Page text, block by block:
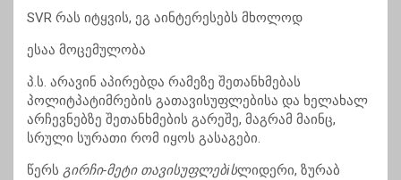
SVR რას იტყვის, ეგ აინტერესებს მხოლოდ
ესაა მოცემულობა
პ.ს. არავინ აპირებდა რამეზე შეთანხმებას
პოლიტპატიმრების გათავისუფლებისა და ხელახალ
არჩევნებზე შეთანხმების გარეშე, მაგრამ მაინც,
სრული სურათი რომ იყოს გასაგები.
წერს გირჩი-მეტი თავისუფლებiსლიდერი, ზურაბ